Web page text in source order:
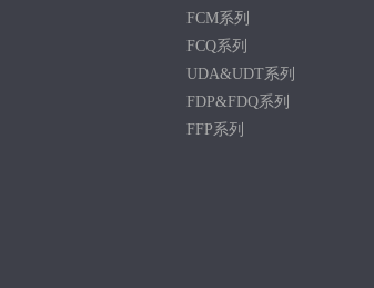
FCM系列
FCQ系列
UDA&UDT系列
FDP&FDQ系列
FFP系列